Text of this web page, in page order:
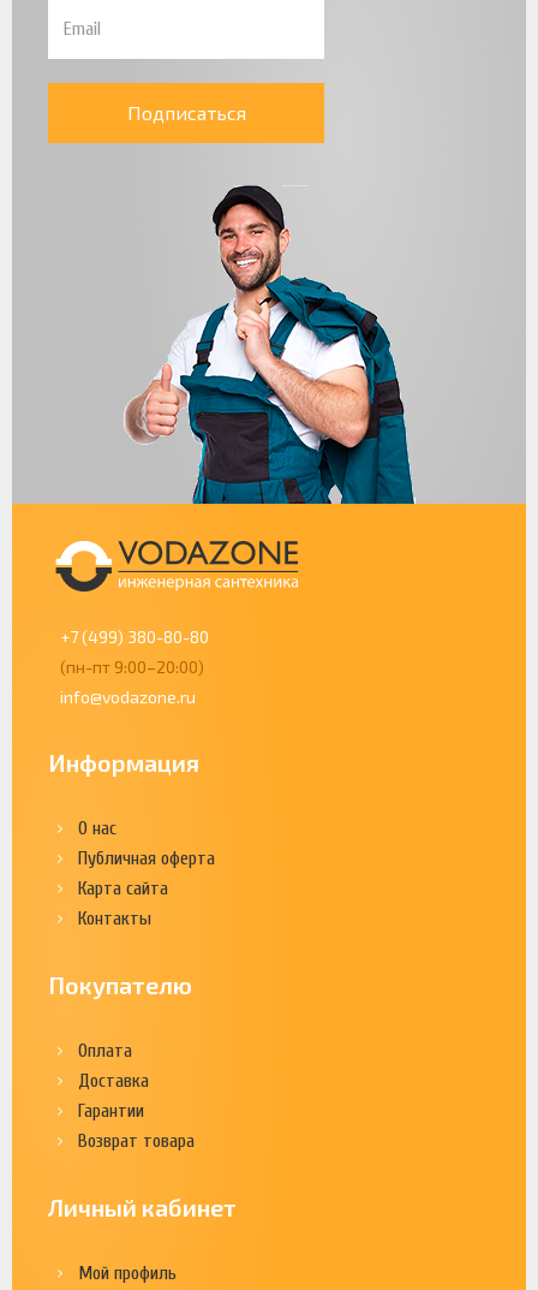
Подписаться
+7 (499) 380-80-80
(пн-пт 9:00–20:00)
info@vodazone.ru
Информация
О нас
Публичная оферта
Карта сайта
Контакты
Покупателю
Оплата
Доставка
Гарантии
Возврат товара
Личный кабинет
Мой профиль